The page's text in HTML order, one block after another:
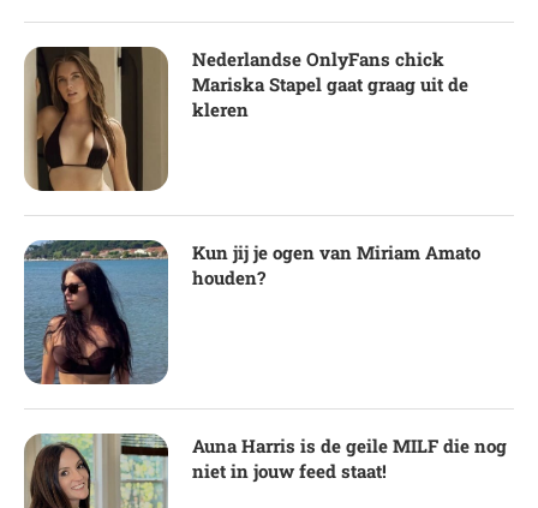
Nederlandse OnlyFans chick
Mariska Stapel gaat graag uit de
kleren
Kun jij je ogen van Miriam Amato
houden?
Auna Harris is de geile MILF die nog
niet in jouw feed staat!